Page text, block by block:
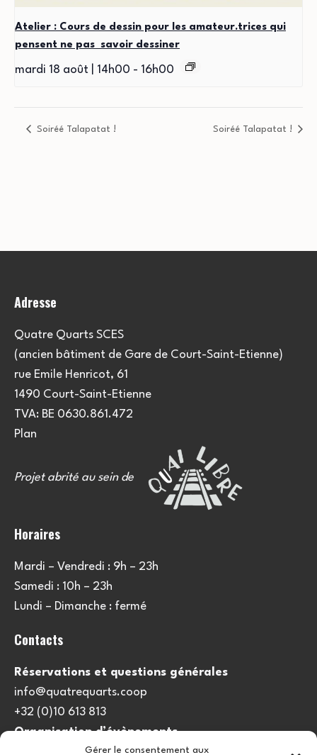
Gérer le consentement aux
Atelier : Cours de dessin pour les amateur.trices qui
pensent ne pas savoir dessiner
mardi 18 août | 14h00 - 16h00
Soiréé Talapatat ! Soiréé Talapatat !
Adresse
Quatre Quarts SCES
(ancien bâtiment de Gare de Court-Saint-Etienne)
rue Emile Henricot, 61
1490 Court-Saint-Etienne
TVA: BE 0630.861.472
Plan
Projet abrité au sein de
Horaires
Mardi – Vendredi : 9h – 23h
Samedi : 10h – 23h
Lundi – Dimanche : fermé
Contacts
Réservations et questions générales
info@quatrequarts.coop
+32 (0)10 613 813
Organisation d’évènements
viedulieu@quatrequarts.coop